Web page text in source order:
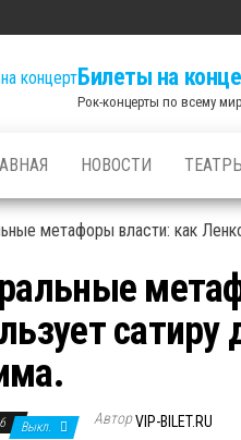
Билеты на
Рок-концерты по всему
НОВОСТИ
Выкл. АвторVIP-BILET.RU